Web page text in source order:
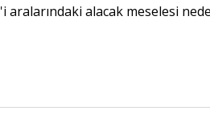
aralarındaki alacak meselesi